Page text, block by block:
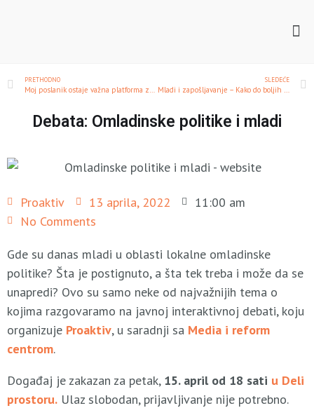
PRETHODNO SLEDEĆE
Debata: Omladinske politike i mladi
Proaktiv 13 aprila, 2022
11:00 am
No Comments
Gde su danas mladi u oblasti lokalne omladinske
politike? Šta je postignuto, a šta tek treba i može da se
unapredi? Ovo su samo neke od najvažnijih tema o
kojima razgovaramo na javnoj interaktivnoj debati, koju
organizuje Proaktiv, u saradnji sa Media i reform
centrom.
Događaj je zakazan za petak, 15. april od 18 sati u Deli
prostoru. Ulaz slobodan, prijavljivanje nije potrebno.